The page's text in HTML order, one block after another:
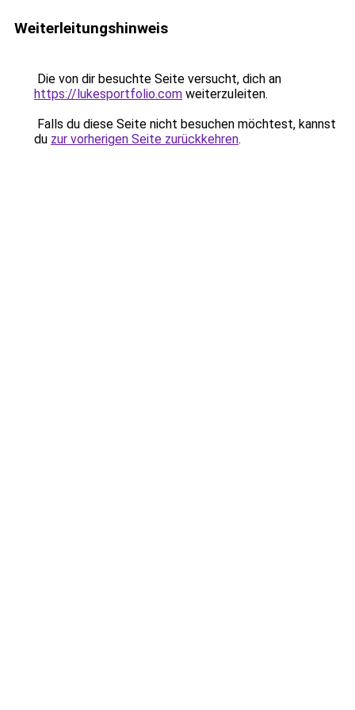
Weiterleitungshinweis
Die von dir besuchte Seite versucht, dich an
https://lukesportfolio.com weiterzuleiten.
Falls du diese Seite nicht besuchen möchtest, kannst
du zur vorherigen Seite zurückkehren.